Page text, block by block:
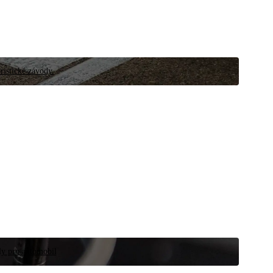
závody.
pro automobil